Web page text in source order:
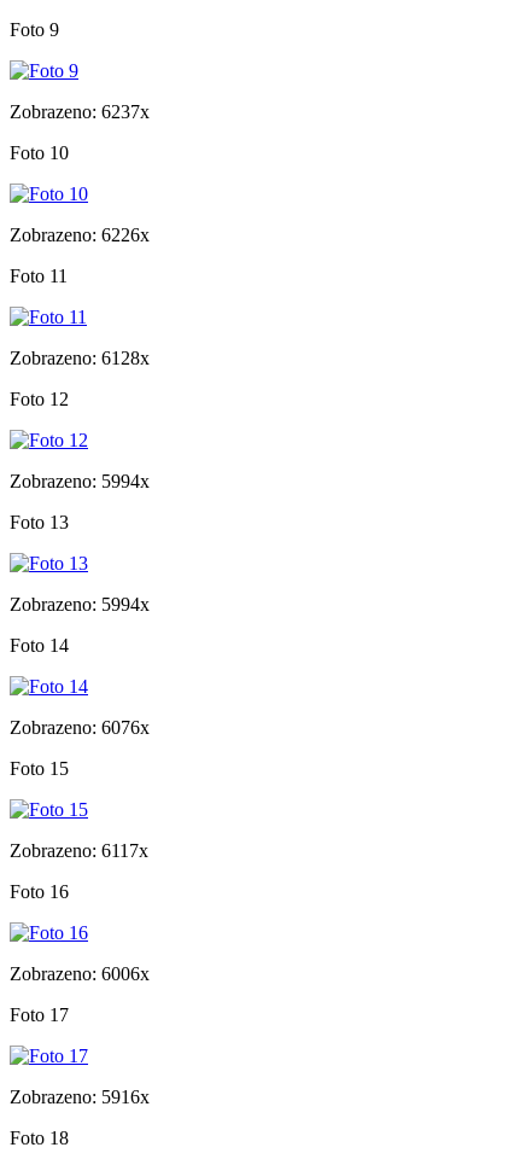
Foto 9
Zobrazeno: 6237x
Foto 10
Zobrazeno: 6226x
Foto 11
Zobrazeno: 6128x
Foto 12
Zobrazeno: 5994x
Foto 13
Zobrazeno: 5994x
Foto 14
Zobrazeno: 6076x
Foto 15
Zobrazeno: 6117x
Foto 16
Zobrazeno: 6006x
Foto 17
Zobrazeno: 5916x
Foto 18